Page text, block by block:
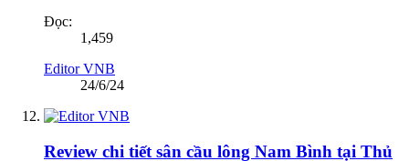
Đọc:
1,459
Editor VNB
24/6/24
Review chi tiết sân cầu lông Nam Bình tại Thủ